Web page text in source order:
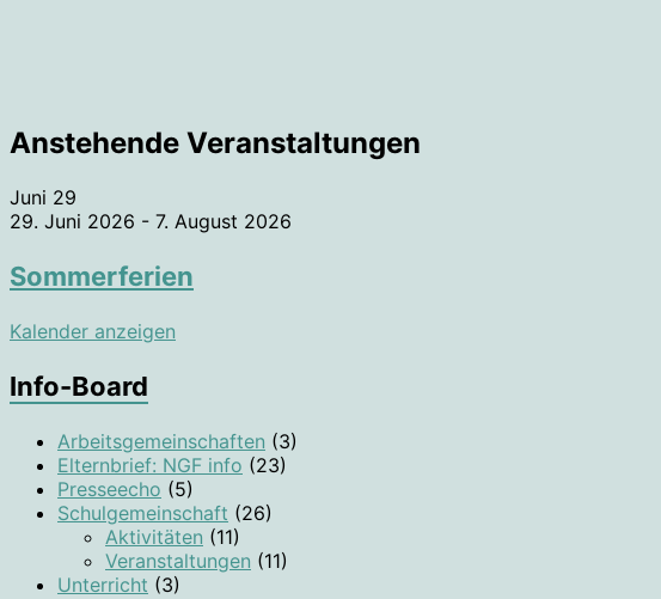
Anstehende Veranstaltungen
Juni 29
29. Juni 2026 - 7. August 2026
Sommerferien
Kalender anzeigen
Info-Board
Arbeitsgemeinschaften (3)
Elternbrief: NGF info (23)
Presseecho (5)
Schulgemeinschaft (26)
Aktivitäten (11)
Veranstaltungen (11)
Unterricht (3)